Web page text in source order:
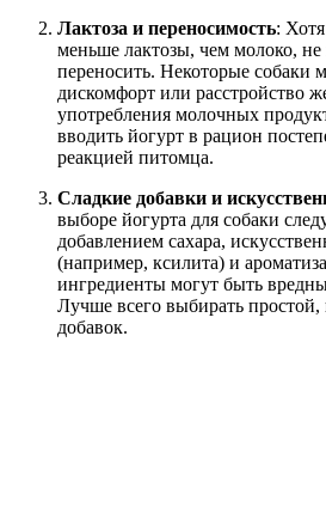
Лактоза и переносимость:
меньше лактозы, чем молоко, не
переносить. Некоторые собаки
дискомфорт или расстройство
употребления молочных
вводить йогурт в рацион
реакцией питомца.
Сладкие добавки и
выборе йогурта для собаки
добавлением сахара,
(например, ксилита) и
ингредиенты могут быть
Лучше всего выбирать простой,
добавок.